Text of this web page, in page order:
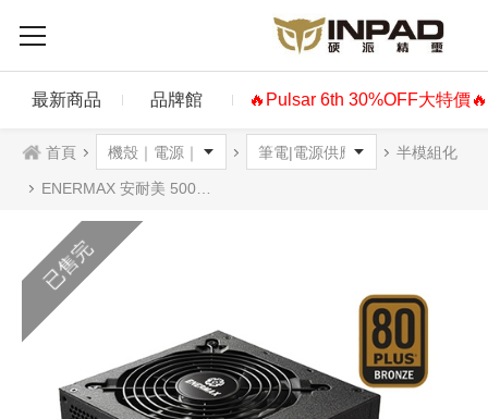
最新商品 品牌館 🔥Pulsar 6th 30%OFF大特價🔥
首頁 半模組化
ENERMAX 安耐美 500W RevoBron 超靜銅魔 電源供應器 銅牌
已售完